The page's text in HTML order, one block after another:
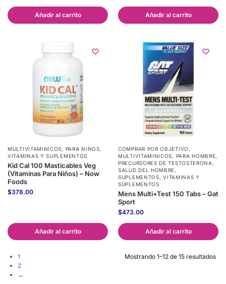
Añadir al carrito Añadir al carrito
MULTIVITAMINICOS, PARA NIÑOS,
VITAMINAS Y SUPLEMENTOS
Kid Cal 100 Masticables Veg
(Vitaminas Para Niños) – Now
Foods
$378.00
Añadir al carrito
COMPRAR POR OBJETIVO ,
MULTIVITAMINICOS, PARA HOMBRE,
PRECURSORES DE TESTOSTERONA ,
SALUD DEL HOMBRE,
SUPLEMENTOS,VITAMINAS Y
SUPLEMENTOS
Mens Multi+Test 150 Tabs – Gat
Sport
$473.00
Añadir al carrito
Mostrando 1–12 de 15 resultados
1
2
→